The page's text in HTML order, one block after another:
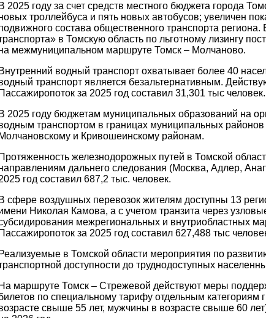
В 2025 году за счет средств местного бюджета города
троллейбуса и пять новых автобусов; увеличен
состава общественного транспорта
в Томскую область по льготному лизингу
межмуниципальном маршруте Томск – Молчаново.
Внутренний водный транспорт охватывает более 40
транспорт является безальтернативным.
Пассажиропоток за 2025 год составил 31,301 тыс человек.
В 2025 году бюджетам муниципальных образований на
транспортом в границах муниципальных
Молчановскому и Кривошеинскому районам.
Протяженность железнодорожных путей в Томской
дальнего следования (Москва, Адлер,
год составил 687,2 тыс. человек.
В сфере воздушных перевозок жителям доступны 13
Николая Камова, а с учетом транзита через
межрегиональных и внутриобластных
Пассажиропоток за 2025 год составил 627,488 тыс
Реализуемые в Томской области мероприятия по
доступности до труднодоступных
На маршруте Томск – Стрежевой действуют меры
по специальному тарифу отдельным
свыше 55 лет, мужчины в возрасте свыше 60